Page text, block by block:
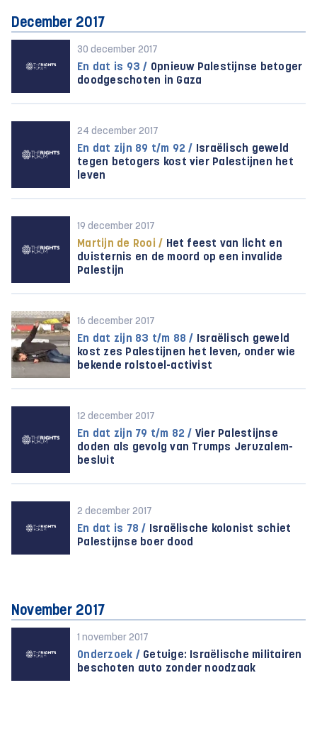
December 2017
30 december 2017
En dat is 93 / Opnieuw Palestijnse betoger
doodgeschoten in Gaza
24 december 2017
En dat zijn 89 t/m 92 /
Israëlisch geweld
tegen betogers kost vier Palestijnen het
leven
19 december 2017
Martijn de Rooi / Het feest van licht en
duisternis en de moord op een invalide
Palestijn
16 december 2017
En dat zijn 83 t/m 88 /
Israëlisch geweld
kost zes Palestijnen het leven, onder wie
bekende rolstoel-activist
12 december 2017
En dat zijn 79 t/m 82 / Vier Palestijnse
doden als gevolg van Trumps Jeruzalem-
besluit
2 december 2017
En dat is 78 / Israëlische kolonist schiet
Palestijnse boer dood
November 2017
1 november 2017
Onderzoek / Getuige: Israëlische militairen
beschoten auto zonder noodzaak